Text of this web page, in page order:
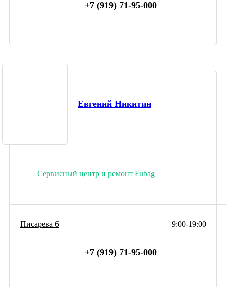
+7 (919) 71-95-000
Евгений Никитин
Сервисный центр и ремонт Fubag
9:00-19:00
Писарева 6
+7 (919) 71-95-000